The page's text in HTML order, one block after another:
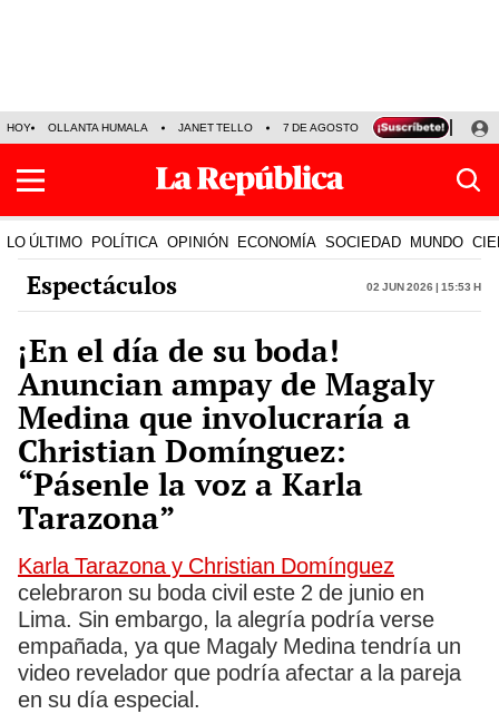
HOY OLLANTA HUMALA JANET TELLO 7 DE AGOSTO TINKA RESULTADOS
LO ÚLTIMO POLÍTICA OPINIÓN ECONOMÍA SOCIEDAD MUNDO
Espectáculos 02 Jun 2026 | 15:53 h
¡En el día de su boda!
Anuncian ampay de Magaly
Medina que involucraría a
Christian Domínguez:
“Pásenle la voz a Karla
Tarazona”
Karla Tarazona y Christian Domínguez
celebraron su boda civil este 2 de junio en
Lima. Sin embargo, la alegría podría verse
empañada, ya que Magaly Medina tendría un
video revelador que podría afectar a la pareja
en su día especial.